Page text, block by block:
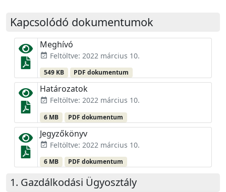
Kapcsolódó dokumentumok
Meghívó
event_available Feltöltve: 2022 március 10.
549 KB PDF dokumentum
Határozatok
event_available Feltöltve: 2022 március 10.
6 MB PDF dokumentum
Jegyzőkönyv
event_available Feltöltve: 2022 március 10.
6 MB PDF dokumentum
Gazdálkodási Ügyosztály